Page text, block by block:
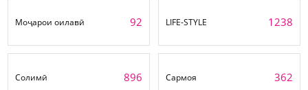
Моҷарои оилавӣ 92 LIFE-STYLE 1238
Солимӣ 896 Сармоя 362